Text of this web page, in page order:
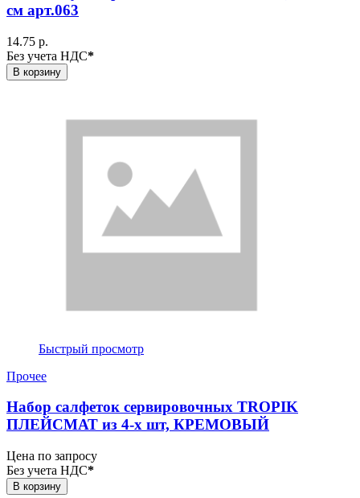
см арт.063
14.75 р.
Без учета НДС*
В корзину
Быстрый просмотр
Прочее
Набор салфеток сервировочных TROPIK
ПЛЕЙСМАТ из 4-х шт, КРЕМОВЫЙ
Цена по запросу
Без учета НДС*
В корзину